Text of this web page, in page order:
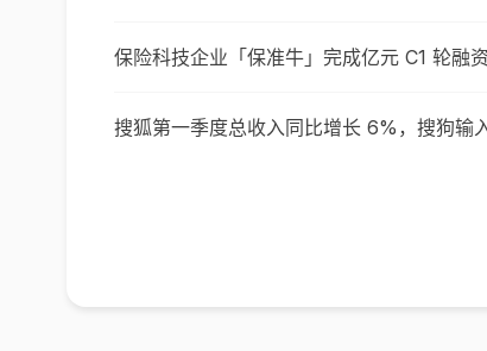
保险科技企业「保准牛」完成亿元 C1 轮融
搜狐第一季度总收入同比增长 6%，搜狗输